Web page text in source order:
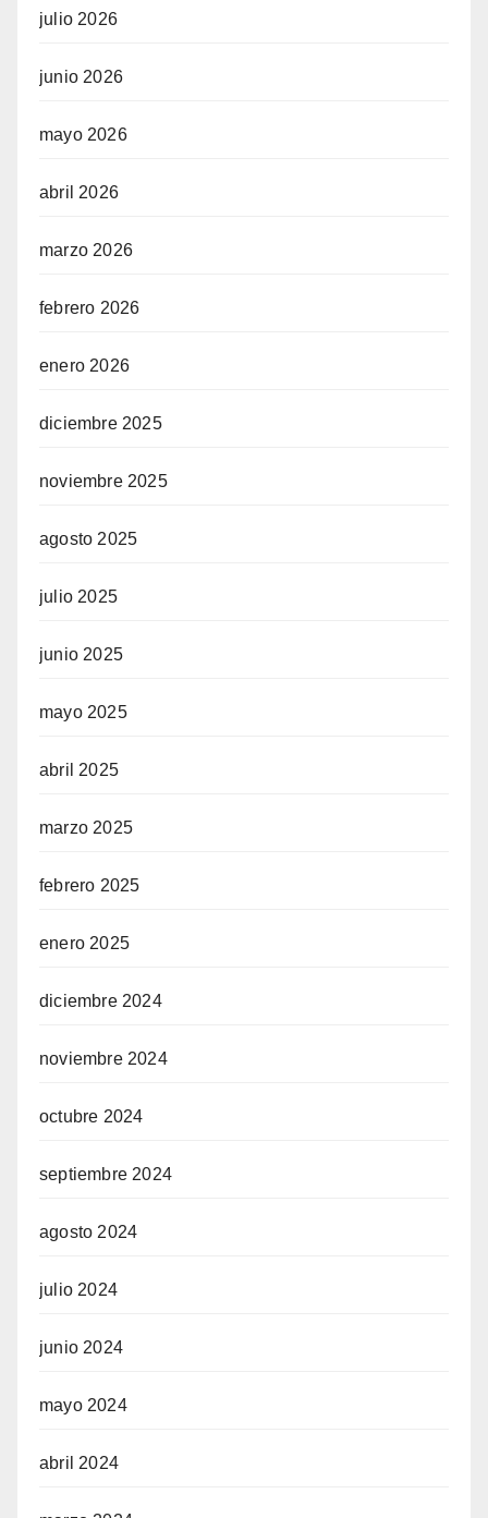
julio 2026
junio 2026
mayo 2026
abril 2026
marzo 2026
febrero 2026
enero 2026
diciembre 2025
noviembre 2025
agosto 2025
julio 2025
junio 2025
mayo 2025
abril 2025
marzo 2025
febrero 2025
enero 2025
diciembre 2024
noviembre 2024
octubre 2024
septiembre 2024
agosto 2024
julio 2024
junio 2024
mayo 2024
abril 2024